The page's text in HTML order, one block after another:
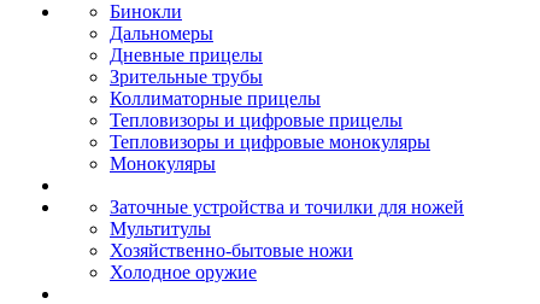
Бинокли
Дальномеры
Дневные прицелы
Зрительные трубы
Коллиматорные прицелы
Тепловизоры и цифровые прицелы
Тепловизоры и цифровые монокуляры
Монокуляры
Заточные устройства и точилки для ножей
Мультитулы
Хозяйственно-бытовые ножи
Холодное оружие